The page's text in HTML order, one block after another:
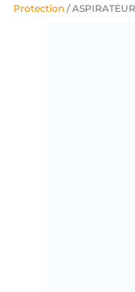
k
Protection/